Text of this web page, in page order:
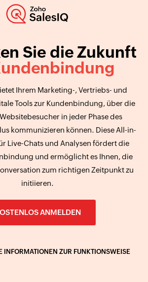
Sie die Zukunft
Ihrem Marketing-, Vertriebs- und
Tools zur Kundenbindung, über die
in jeder Phase des
kommunizieren können. Diese All-in-
Live-Chats und Analysen fördert die
und ermöglicht es Ihnen, die
zum richtigen Zeitpunkt zu
initiieren.
ANMELDEN
INFORMATIONEN ZUR FUNKTIONSWEISE